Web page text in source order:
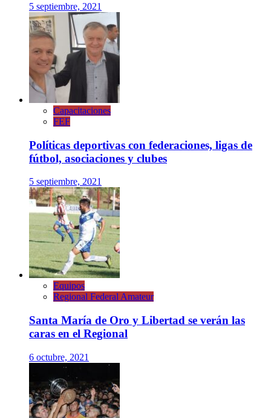
5 septiembre, 2021
Capacitaciones
FEF
Políticas deportivas con federaciones, ligas de
fútbol, asociaciones y clubes
5 septiembre, 2021
Equipos
Regional Federal Amateur
Santa María de Oro y Libertad se verán las
caras en el Regional
6 octubre, 2021